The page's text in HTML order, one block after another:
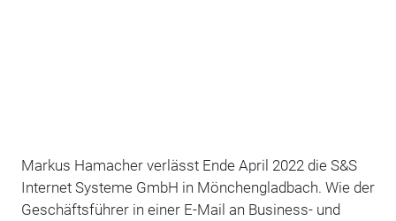
Markus Hamacher verlässt Ende April 2022 die S&S
Internet Systeme GmbH in Mönchengladbach. Wie der
Geschäftsführer in einer E-Mail an Business- und